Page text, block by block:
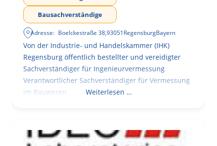
Bausachverständige
Adresse: Boelckestraße 38,93051RegensburgBayern
Von der Industrie- und Handelskammer (IHK)
Regensburg öffentlich bestellter und vereidigter
Sachverständiger für Ingenieurvermessung
Verantwortlicher Sachverständiger für Vermessung
im Bauwesen
Weiterlesen …